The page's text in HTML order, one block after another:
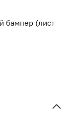
бампер (лист